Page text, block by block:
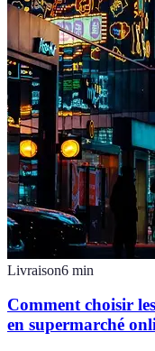
Livraison6 min
Comment choisir
en supermarché